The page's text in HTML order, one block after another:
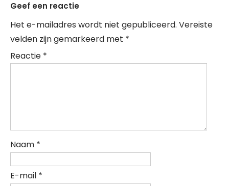
Geef een reactie
Het e-mailadres wordt niet gepubliceerd. Vereiste
velden zijn gemarkeerd met *
Reactie *
Naam *
E-mail *